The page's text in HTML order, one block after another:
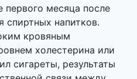
первого месяца после
спиртных напитков.
кровяным
холестерина или
сигареты, результаты